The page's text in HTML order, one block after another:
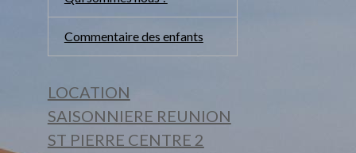
Commentaire des enfants
LOCATION
SAISONNIERE REUNION
ST PIERRE CENTRE 2